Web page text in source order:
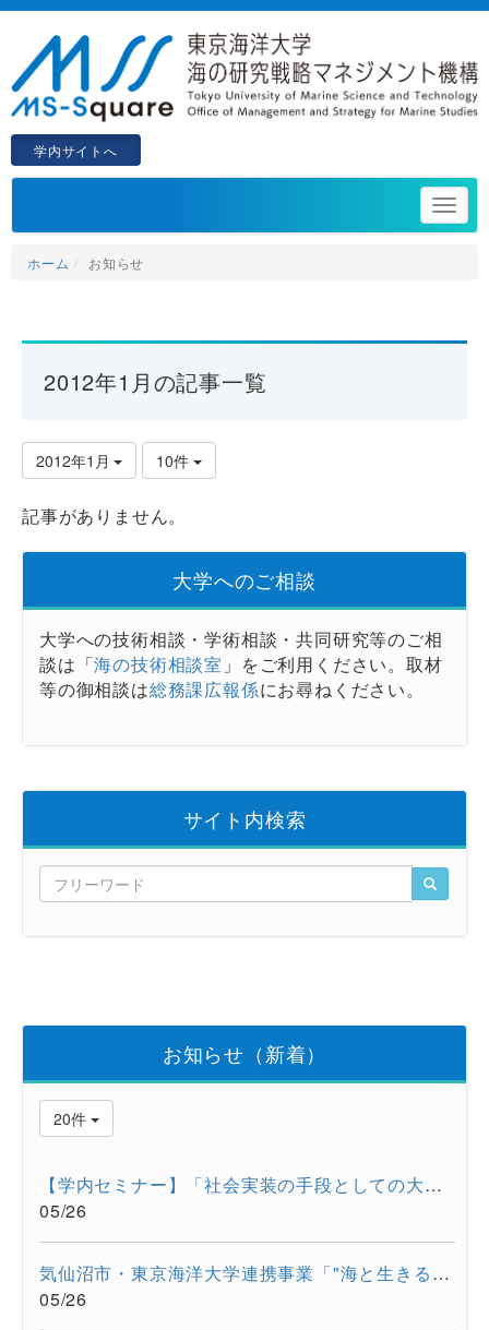
学内サイトへ
ホーム お知らせ
2012年1月の記事一覧
2012年1月 10件
記事がありません。
大学へのご相談
大学への技術相談・学術相談・共同研究等のご相
談は「海の技術相談室 」をご利用ください。取材
等の御相談は総務課広報係にお尋ねください。
サイト内検索
お知らせ（新着）
20件
【学内セミナー】「社会実装の手段としての大学発スタートアップ...
05/26
気仙沼市・東京海洋大学連携事業「"海と生きる"連続水産セミナー...
05/26